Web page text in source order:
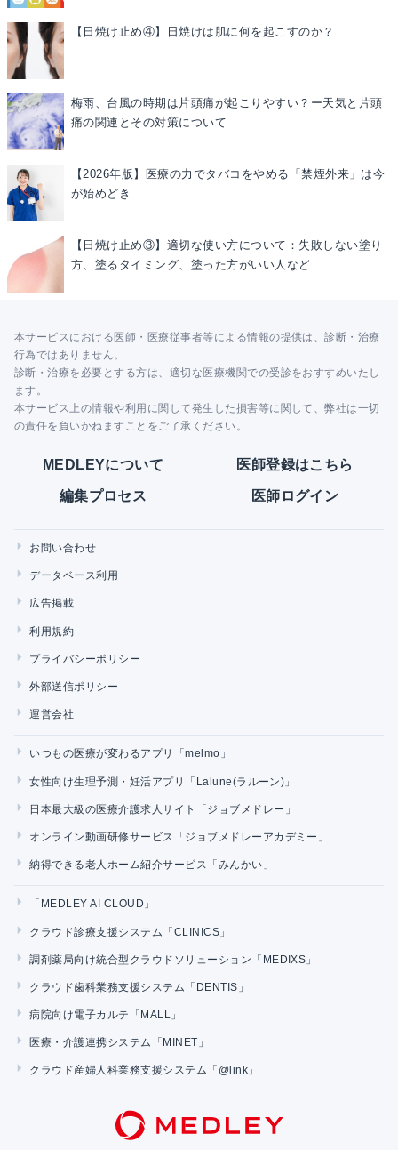
【日焼け止め④】日焼けは肌に何を起こすのか？
梅雨、台風の時期は片頭痛が起こりやすい？ー天気と片頭
痛の関連とその対策について
【2026年版】医療の力でタバコをやめる「禁煙外来」は今
が始めどき
【日焼け止め③】適切な使い方について：失敗しない塗り
方、塗るタイミング、塗った方がいい人など
本サービスにおける医師・医療従事者等による情報の提供は、診断・治療
行為ではありません。
診断・治療を必要とする方は、適切な医療機関での受診をおすすめいたし
ます。
本サービス上の情報や利用に関して発生した損害等に関して、弊社は一切
の責任を負いかねますことをご了承ください。
MEDLEYについて 医師登録はこちら
編集プロセス 医師ログイン
お問い合わせ
データベース利用
広告掲載
利用規約
プライバシーポリシー
外部送信ポリシー
運営会社
いつもの医療が変わるアプリ「melmo」
女性向け生理予測・妊活アプリ「Lalune(ラルーン)」
日本最大級の医療介護求人サイト「ジョブメドレー」
オンライン動画研修サービス「ジョブメドレーアカデミー」
納得できる老人ホーム紹介サービス「みんかい」
「MEDLEY AI CLOUD」
クラウド診療支援システム「CLINICS」
調剤薬局向け統合型クラウドソリューション「MEDIXS」
クラウド歯科業務支援システム「DENTIS」
病院向け電子カルテ「MALL」
医療・介護連携システム「MINET」
クラウド産婦人科業務支援システム「@link」